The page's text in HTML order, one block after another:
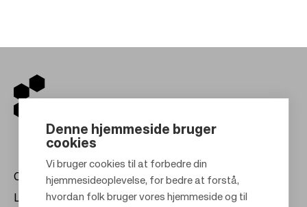
Centre
Lej hos os
Denne hjemmeside bruger
cookies
Vi bruger cookies til at forbedre din
hjemmesideoplevelse, for bedre at forstå,
hvordan folk bruger vores hjemmeside og til